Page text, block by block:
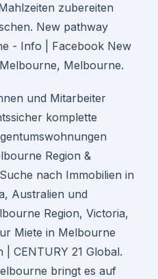
zubereiten
New pathway
- Info | Facebook New
Melbourne.
und Mitarbeiter
komplette
Region &
nach Immobilien in
Australien und
Region, Victoria,
Miete in Melbourne
CENTURY 21 Global.
bringt es auf